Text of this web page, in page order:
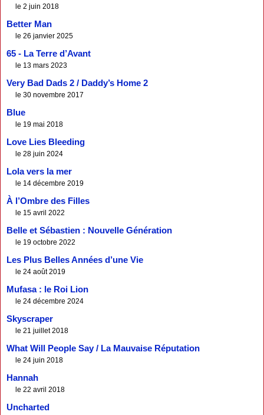
le 2 juin 2018
Better Man
le 26 janvier 2025
65 - La Terre d’Avant
le 13 mars 2023
Very Bad Dads 2 / Daddy’s Home 2
le 30 novembre 2017
Blue
le 19 mai 2018
Love Lies Bleeding
le 28 juin 2024
Lola vers la mer
le 14 décembre 2019
À l’Ombre des Filles
le 15 avril 2022
Belle et Sébastien : Nouvelle Génération
le 19 octobre 2022
Les Plus Belles Années d’une Vie
le 24 août 2019
Mufasa : le Roi Lion
le 24 décembre 2024
Skyscraper
le 21 juillet 2018
What Will People Say / La Mauvaise Réputation
le 24 juin 2018
Hannah
le 22 avril 2018
Uncharted